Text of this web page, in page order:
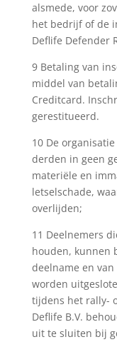
alsmede, voor
het bedrijf of de
Deflife Defender
9 Betaling van
middel van
Creditcard.
gerestitueerd.
10 De
derden in geen
materiële en
letselschade,
overlijden;
11 Deelnemers
houden, kunnen
deelname en
worden
tijdens het rally-
Deflife B.V.
uit te sluiten bij